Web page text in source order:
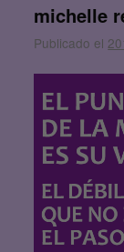
michelle
Publicado el